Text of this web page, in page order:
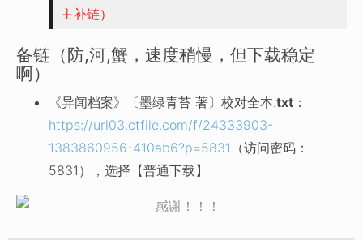
主补链）
备链（防,河,蟹，速度稍慢，但下载稳定
啊）
《异闻档案》〔墨绿青苔 著〕校对全本.txt ：
https://url03.ctfile.com/f/24333903-
1383860956-410ab6?p=5831 （访问密码：
5831），选择【普通下载】